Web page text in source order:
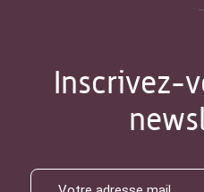
Inscrivez-